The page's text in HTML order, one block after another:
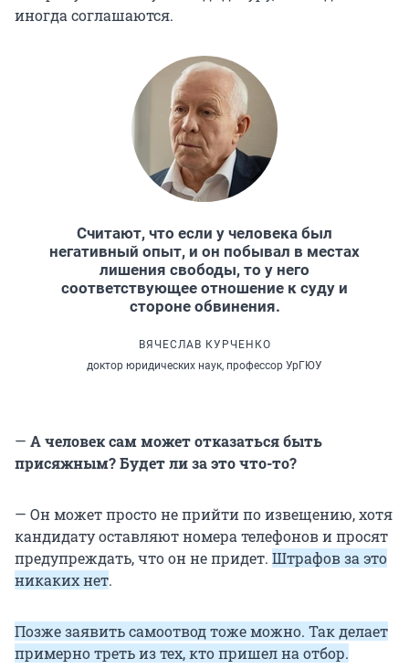
священнослужителей.
иногда соглашаются.
Считают, что если у человека был
негативный опыт, и он побывал в местах
лишения свободы, то у него
соответствующее отношение к суду и
стороне обвинения.
ВЯЧЕСЛАВ КУРЧЕНКО
доктор юридических наук, профессор УрГЮУ
— А человек сам может отказаться быть
присяжным? Будет ли за это что-то?
— Он может просто не прийти по извещению, хотя
кандидату оставляют номера телефонов и просят
предупреждать, что он не придет. Штрафов за это
никаких нет.
Позже заявить самоотвод тоже можно. Так делает
примерно треть из тех, кто пришел на отбор.